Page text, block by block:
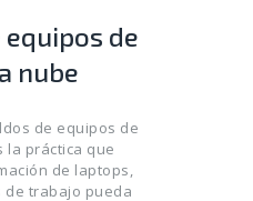
equipos de
nube
de equipos de
la práctica que
de laptops,
de trabajo pueda